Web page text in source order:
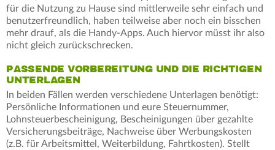
für die Nutzung zu Hause sind mittlerweile sehr einfach und
benutzerfreundlich, haben teilweise aber noch ein bisschen
mehr drauf, als die Handy-Apps. Auch hiervor müsst ihr also
nicht gleich zurückschrecken.
PASSENDE VORBEREITUNG UND DIE RICHTIGEN
UNTERLAGEN
In beiden Fällen werden verschiedene Unterlagen benötigt:
Persönliche Informationen und eure Steuernummer,
Lohnsteuerbescheinigung, Bescheinigungen über gezahlte
Versicherungsbeiträge, Nachweise über Werbungskosten
(z.B. für Arbeitsmittel, Weiterbildung, Fahrtkosten). Stellt